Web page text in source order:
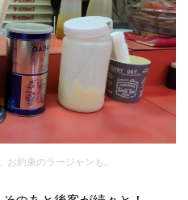
お約束のラージャンも。